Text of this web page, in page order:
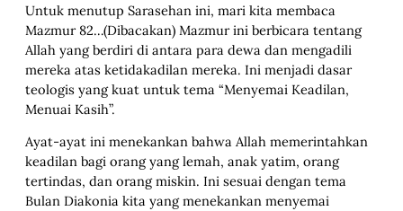
Untuk menutup Sarasehan ini, mari kita membaca
Mazmur 82…(Dibacakan) Mazmur ini berbicara tentang
Allah yang berdiri di antara para dewa dan mengadili
mereka atas ketidakadilan mereka. Ini menjadi dasar
teologis yang kuat untuk tema “Menyemai Keadilan,
Menuai Kasih”.
Ayat-ayat ini menekankan bahwa Allah memerintahkan
keadilan bagi orang yang lemah, anak yatim, orang
tertindas, dan orang miskin. Ini sesuai dengan tema
Bulan Diakonia kita yang menekankan menyemai